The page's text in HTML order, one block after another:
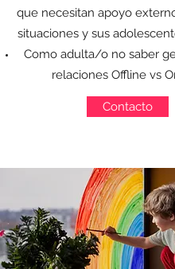
que necesitan apoyo
situaciones y sus
Como adulta/o no saber
relaciones Offline vs
Contacto